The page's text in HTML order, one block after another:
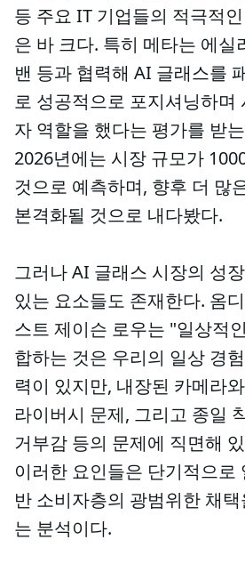
등 주요 IT 기업들의 적극적
은 바 크다. 특히 메타는 에실
밴 등과 협력해 AI 글래스를
로 성공적으로 포지셔닝하며
자 역할을 했다는 평가를 받
2026년에는 시장 규모가
것으로 예측하며, 향후 더 많
본격화될 것으로 내다봤다.
그러나 AI 글래스 시장의 성
있는 요소들도 존재한다. 옴
스트 제이슨 로우는 "일상적
합하는 것은 우리의 일상 경
력이 있지만, 내장된 카메라
라이버시 문제, 그리고 종일
거부감 등의 문제에 직면해
이러한 요인들은 단기적으로
반 소비자층의 광범위한 채
는 분석이다.